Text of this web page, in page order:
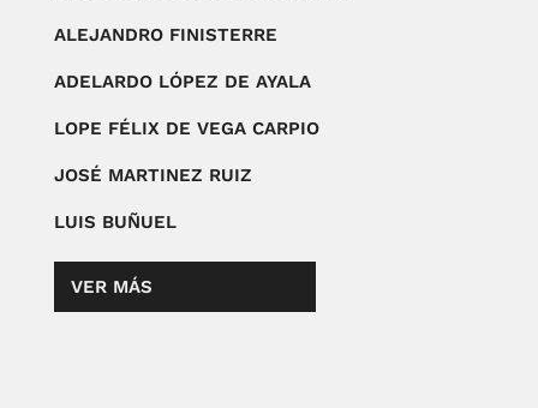
ALEJANDRO FINISTERRE
ADELARDO LÓPEZ DE AYALA
LOPE FÉLIX DE VEGA CARPIO
JOSÉ MARTINEZ RUIZ
LUIS BUÑUEL
VER MÁS